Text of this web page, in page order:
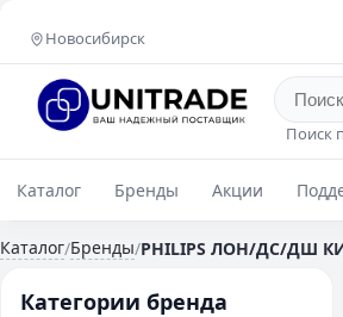
Новосибирск
Поиск
Каталог Бренды Акции
Каталог/Бренды/PHILIPS ЛОН/ДС/ДШ
Категории бренда